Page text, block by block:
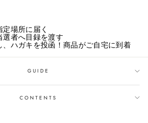
場所に届く
選者へ目録を渡す
、ハガキを投函！商品がご自宅に到着
GUIDE
CONTENTS